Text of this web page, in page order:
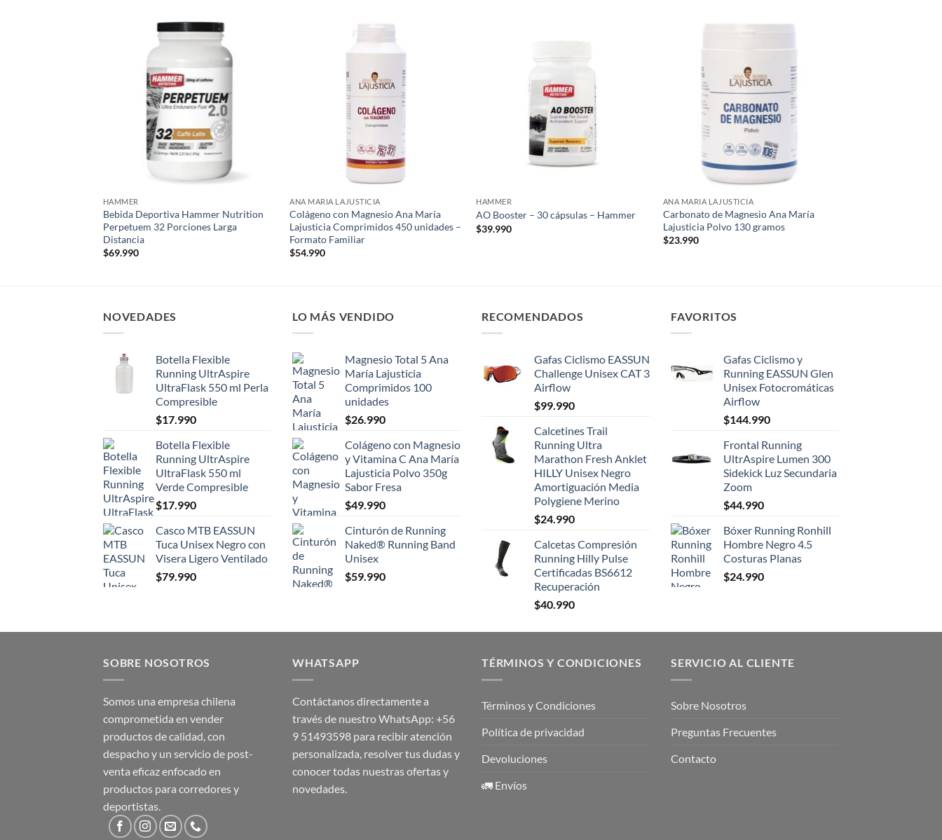
HAMMER
Bebida Deportiva Hammer Nutrition
Perpetuem 32 Porciones Larga
Distancia
$69.990
ANA MARIA LAJUSTICIA
Colágeno con Magnesio Ana María
Lajusticia Comprimidos 450 unidades –
Formato Familiar
$54.990
HAMMER
AO Booster – 30 cápsulas – Hammer
$39.990
ANA MARIA LAJUSTICIA
Carbonato de Magnesio Ana María
Lajusticia Polvo 130 gramos
$23.990
NOVEDADES
Botella Flexible
Running UltrAspire
UltraFlask 550 ml Perla
Compresible
$17.990
Botella Flexible
Running UltrAspire
UltraFlask 550 ml
Verde Compresible
$17.990
Casco MTB EASSUN
Tuca Unisex Negro con
Visera Ligero Ventilado
$79.990
LO MÁS VENDIDO
Magnesio Total 5 Ana
María Lajusticia
Comprimidos 100
unidades
$26.990
Colágeno con Magnesio
y Vitamina C Ana María
Lajusticia Polvo 350g
Sabor Fresa
$49.990
Cinturón de Running
Naked® Running Band
Unisex
$59.990
RECOMENDADOS
Gafas Ciclismo EASSUN
Challenge Unisex CAT 3
Airflow
$99.990
Calcetines Trail
Running Ultra
Marathon Fresh Anklet
HILLY Unisex Negro
Amortiguación Media
Polygiene Merino
$24.990
Calcetas Compresión
Running Hilly Pulse
Certificadas BS6612
Recuperación
$40.990
FAVORITOS
Gafas Ciclismo y
Running EASSUN Glen
Unisex Fotocromáticas
Airflow
$144.990
Frontal Running
UltrAspire Lumen 300
Sidekick Luz Secundaria
Zoom
$44.990
Bóxer Running Ronhill
Hombre Negro 4.5
Costuras Planas
$24.990
SOBRE NOSOTROS
Somos una empresa chilena
comprometida en vender
productos de calidad, con
despacho y un servicio de post-
venta eficaz enfocado en
productos para corredores y
deportistas.
WHATSAPP
Contáctanos directamente a
través de nuestro WhatsApp: +56
9 51493598 para recibir atención
personalizada, resolver tus dudas y
conocer todas nuestras ofertas y
novedades.
TÉRMINOS Y CONDICIONES
Términos y Condiciones
Política de privacidad
Devoluciones
🚛 Envíos
SERVICIO AL CLIENTE
Sobre Nosotros
Preguntas Frecuentes
Contacto